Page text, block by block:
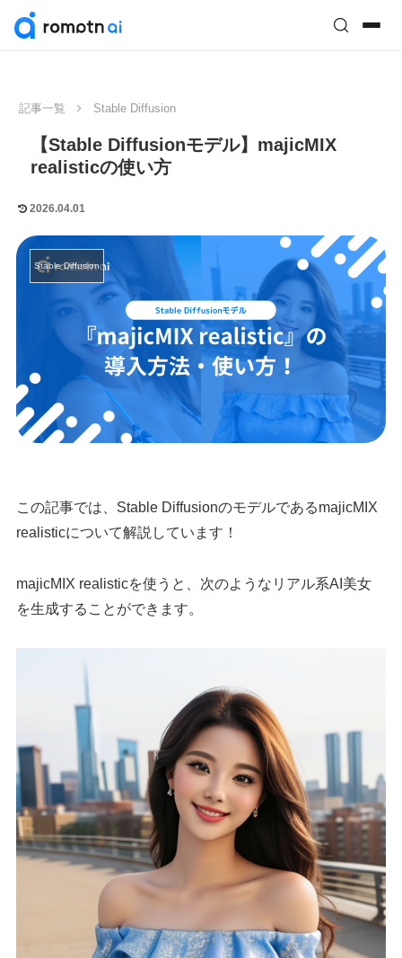
記事一覧 Stable Diffusion
【Stable Diffusionモデル】majicMIX
realisticの使い方
2026.04.01
Stable Diffusion
この記事では、Stable DiffusionのモデルであるmajicMIX
realisticについて解説しています！
majicMIX realisticを使うと、次のようなリアル系AI美女
を生成することができます。